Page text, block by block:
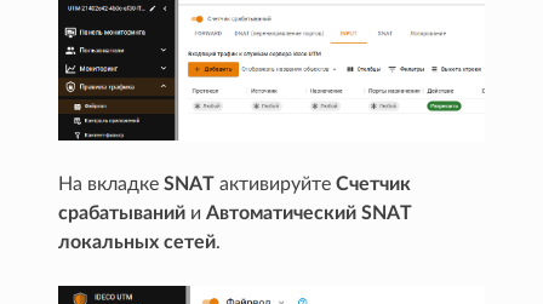
На вкладкеSNAT активируйтеСчетчик
срабатываний иАвтоматический SNAT
локальных сетей.